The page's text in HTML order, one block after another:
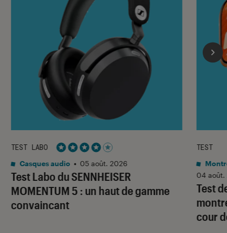
Test Labo du SENNHEISER
MOMENTUM 5 : un haut de gamme
convaincant
TEST LABO
Noté 4 étoiles sur 5
Casques audio • 05 août. 2026
Test
cour
TEST
04 août.